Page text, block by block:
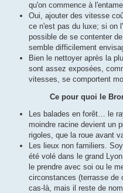
qu'on commence à
Oui, ajouter des vitesse
ce n'est pas du luxe; si on
possible de se contenter
semble difficilement
Bien le nettoyer après la
sont assez exposées,
vitesses, se comportent
Ce pour quoi le
Les balades en forêt… le
moindre racine devient un
rigoles, que la roue avant
Les lieux non familiers.
été volé dans le grand
le prendre avec soi ou le
circonstances (terrasse de
cas-là, mais il reste de